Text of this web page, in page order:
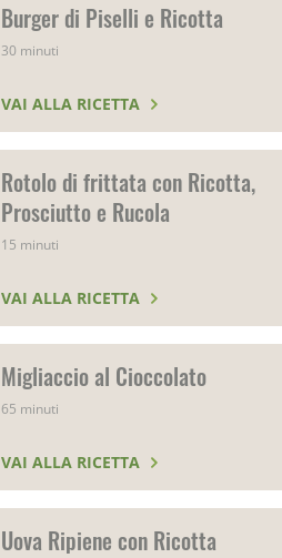
Burger di Piselli e Ricotta
30 minuti
VAI ALLA RICETTA
Rotolo di frittata con Ricotta,
Prosciutto e Rucola
15 minuti
VAI ALLA RICETTA
Migliaccio al Cioccolato
65 minuti
VAI ALLA RICETTA
Uova Ripiene con Ricotta